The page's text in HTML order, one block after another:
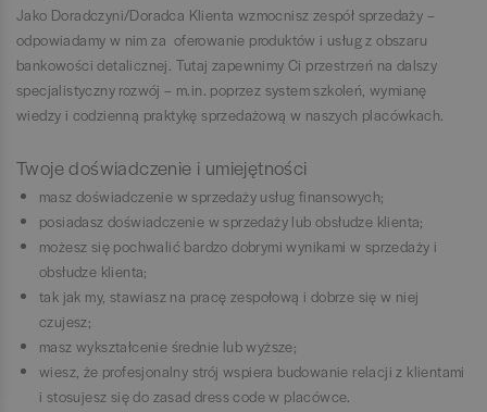
Jako Doradczyni/Doradca Klienta wzmocnisz zespół sprzedaży –
odpowiadamy w nim za oferowanie produktów i usług z obszaru
bankowości detalicznej. Tutaj zapewnimy Ci przestrzeń na dalszy
specjalistyczny rozwój – m.in. poprzez system szkoleń, wymianę
wiedzy i codzienną praktykę sprzedażową w naszych placówkach.
Twoje doświadczenie i umiejętności
masz doświadczenie w sprzedaży usług finansowych;
posiadasz doświadczenie w sprzedaży lub obsłudze klienta;
możesz się pochwalić bardzo dobrymi wynikami w sprzedaży i
obsłudze klienta;
tak jak my, stawiasz na pracę zespołową i dobrze się w niej
czujesz;
masz wykształcenie średnie lub wyższe;
wiesz, że profesjonalny strój wspiera budowanie relacji z klientami
i stosujesz się do zasad dress code w placówce.